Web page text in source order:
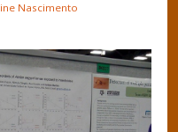
Nascimento